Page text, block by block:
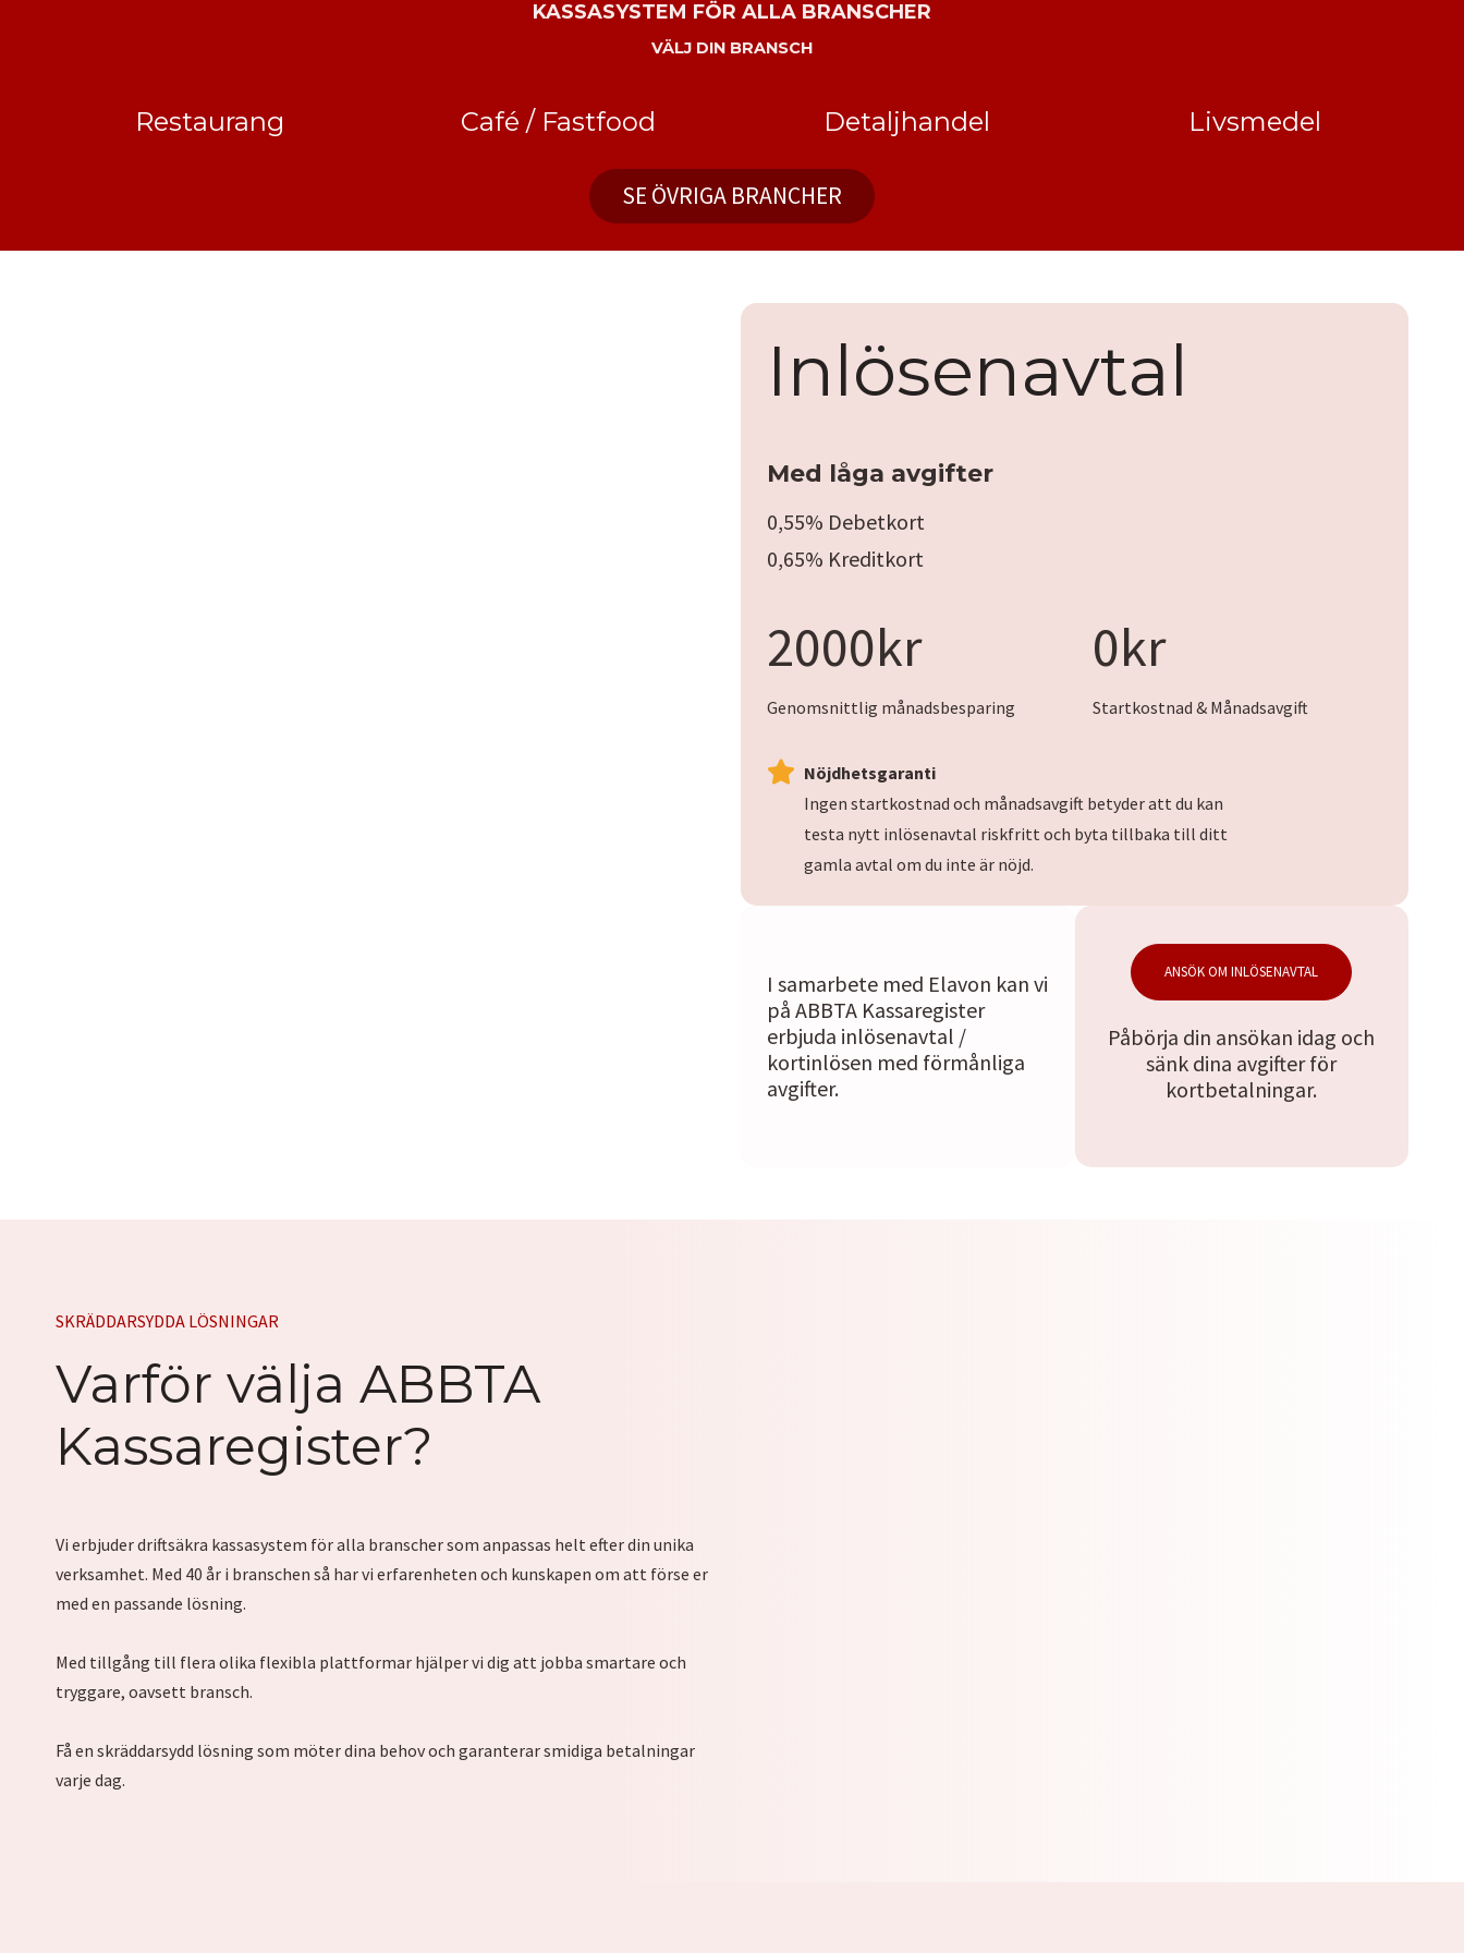
KASSASYSTEM FÖR ALLA BRANSCHER
VÄLJ DIN BRANSCH
Restaurang Café / Fastfood Detaljhandel Livsmedel
SE ÖVRIGA BRANCHER
Inlösenavtal
Med låga avgifter
0,55% Debetkort
0,65% Kreditkort
0
0
0
r
2000kr
Genomsnittlig månadsbesparing
k
0kr
Startkostnad & Månadsavgift
Nöjdhetsgaranti
Ingen startkostnad och månadsavgift betyder att du kan
testa nytt inlösenavtal riskfritt och byta tillbaka till ditt
gamla avtal om du inte är nöjd.
I samarbete med Elavon kan vi
på ABBTA Kassaregister
erbjuda inlösenavtal /
kortinlösen med förmånliga
avgifter.
Påbörja din ansökan idag och
sänk dina avgifter för
kortbetalningar.
ANSÖK OM INLÖSENAVTAL
SKRÄDDARSYDDA LÖSNINGAR
Varför välja ABBTA
Kassaregister?
Vi erbjuder driftsäkra kassasystem för alla branscher som anpassas helt efter din unika
verksamhet. Med 40 år i branschen så har vi erfarenheten och kunskapen om att förse er
med en passande lösning.
Med tillgång till flera olika flexibla plattformar hjälper vi dig att jobba smartare och
tryggare, oavsett bransch.
Få en skräddarsydd lösning som möter dina behov och garanterar smidiga betalningar
varje dag.